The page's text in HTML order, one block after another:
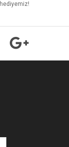
hediyemiz!